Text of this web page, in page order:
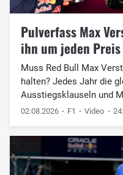
Pulverfass Max
ihn um jeden
Muss Red Bull Max
halten? Jedes Jahr die
Ausstiegsklauseln und
02.08.2026 F1 Video